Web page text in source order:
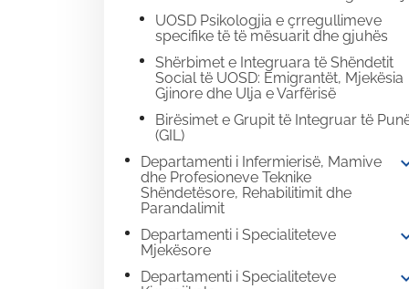
UOSD Psikologjia e çrregullimeve
specifike të të mësuarit dhe gjuhës
Shërbimet e Integruara të Shëndetit
Social të UOSD: Emigrantët, Mjekësia
Gjinore dhe Ulja e Varfërisë
Birësimet e Grupit të Integruar të
(GIL)
Departamenti i Infermierisë, Mamive
dhe Profesioneve Teknike
Shëndetësore, Rehabilitimit dhe
Parandalimit
Departamenti i Specialiteteve
Mjekësore
Departamenti i Specialiteteve